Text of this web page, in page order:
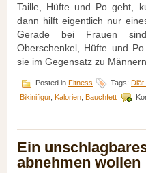
Taille, Hüfte und Po geht,
dann hilft eigentlich nur
Gerade bei Frauen
Oberschenkel, Hüfte und
sie im Gegensatz zu
Posted in Fitness Tags:
Bikinifigur, Kalorien Bauchfett
Ein
abnehmen wollen